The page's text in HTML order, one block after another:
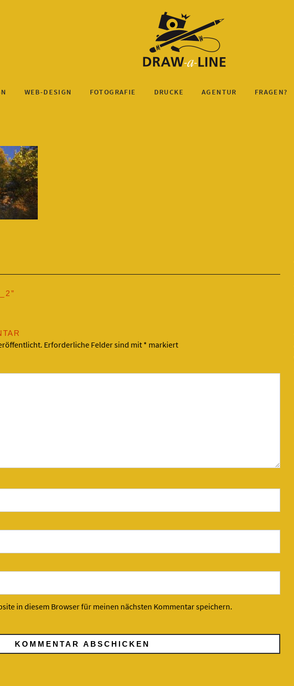
WEB-DESIGN FOTOGRAFIE DRUCKE AGENTUR FRAGEN?
”
Erforderliche Felder sind mit * markiert
in diesem Browser für meinen nächsten Kommentar speichern.